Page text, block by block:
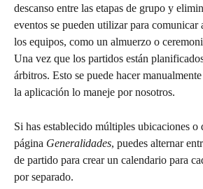
descanso entre las etapas de grupo y
eventos se pueden utilizar para comunicar
los equipos, como un almuerzo o
Una vez que los partidos están
árbitros. Esto se puede hacer
la aplicación lo maneje por nosotros.
Si has establecido múltiples ubicaciones o
página Generalidades, puedes alternar
de partido para crear un calendario para
por separado.